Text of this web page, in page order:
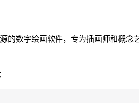
的数字绘画软件，专为插画师和概念